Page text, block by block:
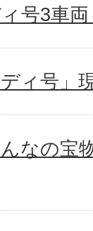
号3車
ディ号」
なの宝